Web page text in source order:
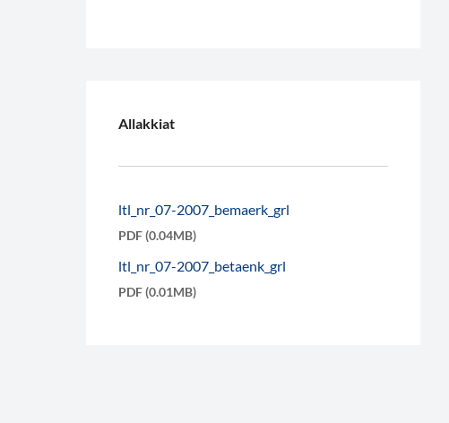
Allakkiat
ltl_nr_07-2007_bemaerk_grl
PDF (0.04MB)
ltl_nr_07-2007_betaenk_grl
PDF (0.01MB)